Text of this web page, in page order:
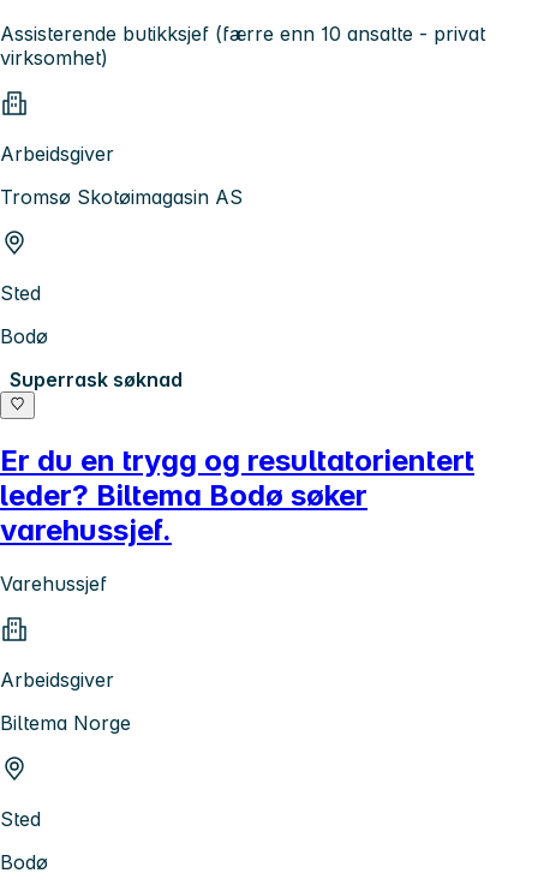
Assisterende butikksjef (færre enn 10 ansatte - privat
virksomhet)
Arbeidsgiver
Tromsø Skotøimagasin AS
Sted
Bodø
Superrask søknad
Er du en trygg og resultatorientert
leder? Biltema Bodø søker
varehussjef.
Varehussjef
Arbeidsgiver
Biltema Norge
Sted
Bodø